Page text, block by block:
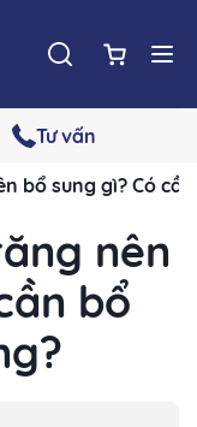
Tư vấn
bổ sung gì? Có
nên
bổ